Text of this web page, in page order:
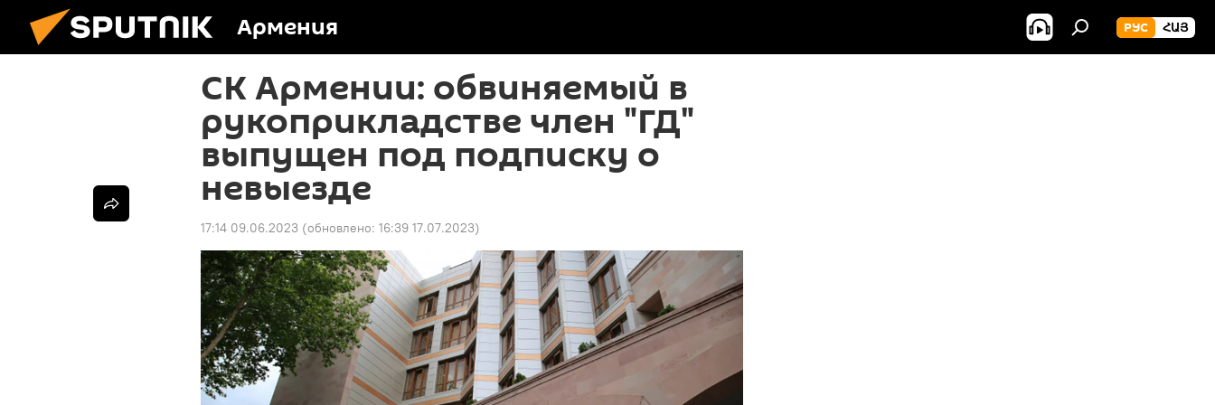
Армения РУС ՀԱՅ
СК Армении: обвиняемый в
рукоприкладстве член "ГД"
выпущен под подписку о
невыезде
17:14 09.06.2023 (обновлено: 16:39 17.07.2023)